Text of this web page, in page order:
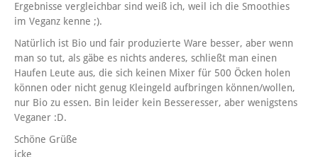
Ergebnisse vergleichbar sind weiß ich, weil ich die Smoothies
im Veganz kenne ;).
Natürlich ist Bio und fair produzierte Ware besser, aber wenn
man so tut, als gäbe es nichts anderes, schließt man einen
Haufen Leute aus, die sich keinen Mixer für 500 Öcken holen
können oder nicht genug Kleingeld aufbringen können/wollen,
nur Bio zu essen. Bin leider kein Besseresser, aber wenigstens
Veganer :D.
Schöne Grüße
icke